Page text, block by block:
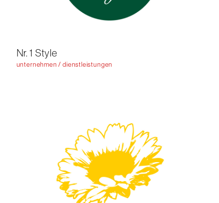
Nr. 1 Style
unternehmen / dienstleistungen